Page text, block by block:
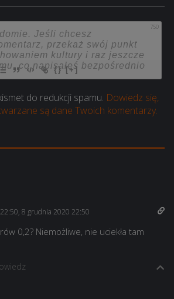
750
{} [+]
do redukcji spamu. Dowiedz się,
są dane Twoich komentarzy.
22:50, 8 grudnia 2020 22:50
0,2? Niemożliwe, nie uciekła tam